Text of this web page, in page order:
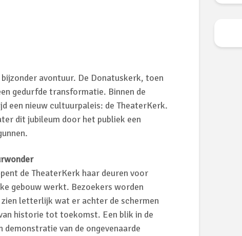
avontuur. De Donatuskerk, toen
gedurfde transformatie. Binnen de
een nieuw cultuurpaleis: de TheaterKerk.
dit jubileum door het publiek een
de TheaterKerk haar deuren voor
gebouw werkt. Bezoekers worden
letterlijk wat er achter de schermen
historie tot toekomst. Een blik in de
demonstratie van de ongevenaarde